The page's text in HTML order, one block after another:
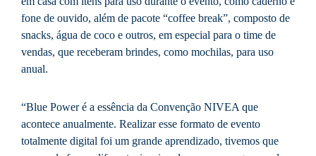
fone de ouvido, além de pacote “coffee break”, composto de
snacks, água de coco e outros, em especial para o time de
vendas, que receberam brindes, como mochilas, para uso
anual.
“Blue Power é a essência da Convenção NIVEA que
acontece anualmente. Realizar esse formato de evento
totalmente digital foi um grande aprendizado, tivemos que